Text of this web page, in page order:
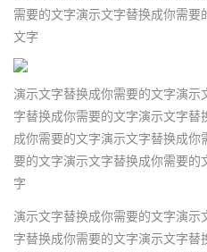
需要的文字演示文字替换成你需
文字
演示文字替换成你需要的文字演
字替换成你需要的文字演示文字
成你需要的文字演示文字替换成
要的文字演示文字替换成你需要
字
演示文字替换成你需要的文字演
字替换成你需要的文字演示文字